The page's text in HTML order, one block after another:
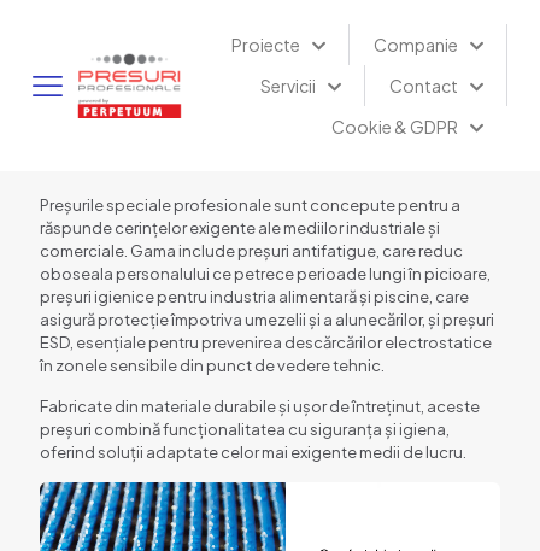
Proiecte
Companie
Servicii
Contact
Cookie & GDPR
Preșurile speciale profesionale sunt concepute pentru a
răspunde cerințelor exigente ale mediilor industriale și
comerciale. Gama include preșuri antifatigue, care reduc
oboseala personalului ce petrece perioade lungi în picioare,
preșuri igienice pentru industria alimentară și piscine, care
asigură protecție împotriva umezelii și a alunecărilor, și preșuri
ESD, esențiale pentru prevenirea descărcărilor electrostatice
în zonele sensibile din punct de vedere tehnic.
Fabricate din materiale durabile și ușor de întreținut, aceste
preșuri combină funcționalitatea cu siguranța și igiena,
oferind soluții adaptate celor mai exigente medii de lucru.